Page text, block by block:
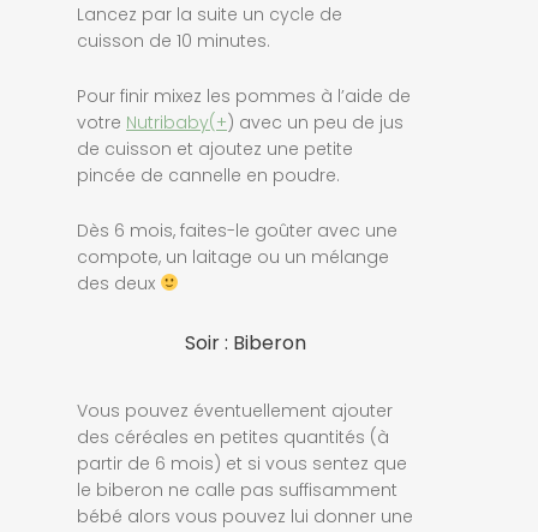
Lancez par la suite un cycle de
cuisson de 10 minutes.
Pour finir mixez les pommes à l’aide de
votre Nutribaby(+) avec un peu de jus
de cuisson et ajoutez une petite
pincée de cannelle en poudre.
Dès 6 mois, faites-le goûter avec une
compote, un laitage ou un mélange
des deux
Soir : Biberon
Vous pouvez éventuellement ajouter
des céréales en petites quantités (à
partir de 6 mois) et si vous sentez que
le biberon ne calle pas suffisamment
bébé alors vous pouvez lui donner une